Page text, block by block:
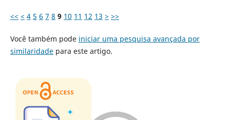
<< < 4 5 6 7 8 9 10 11 12 13 > >>
Você também pode iniciar uma pesquisa avançada por
similaridadepara este artigo.